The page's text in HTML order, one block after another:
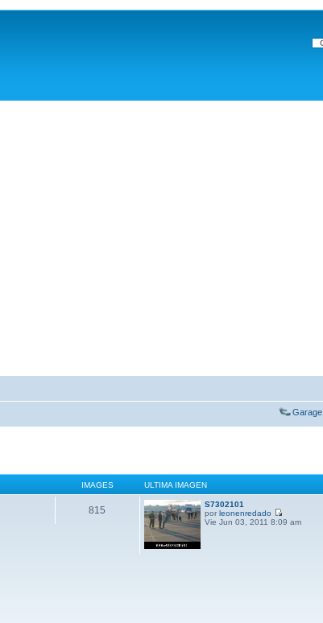
Garage
IMAGES ULTIMA IMAGEN
815
S7302101
por leonenredado
Vie Jun 03, 2011 8:09 am